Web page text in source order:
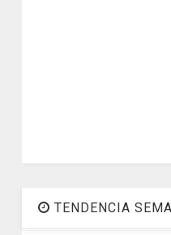
TENDENCIA